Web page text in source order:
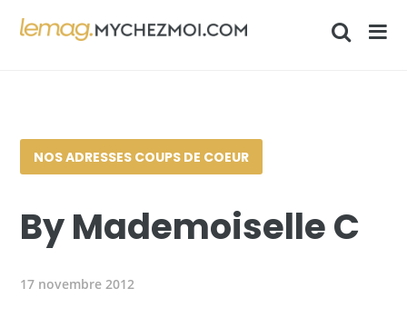
NOS ADRESSES COUPS DE COEUR
By Mademoiselle C
17 novembre 2012